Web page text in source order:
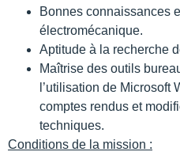
Bonnes connaissances
électromécanique.
Aptitude à la recherche
Maîtrise des outils
l’utilisation de Microsoft
comptes rendus et
techniques.
Conditions de la mission :